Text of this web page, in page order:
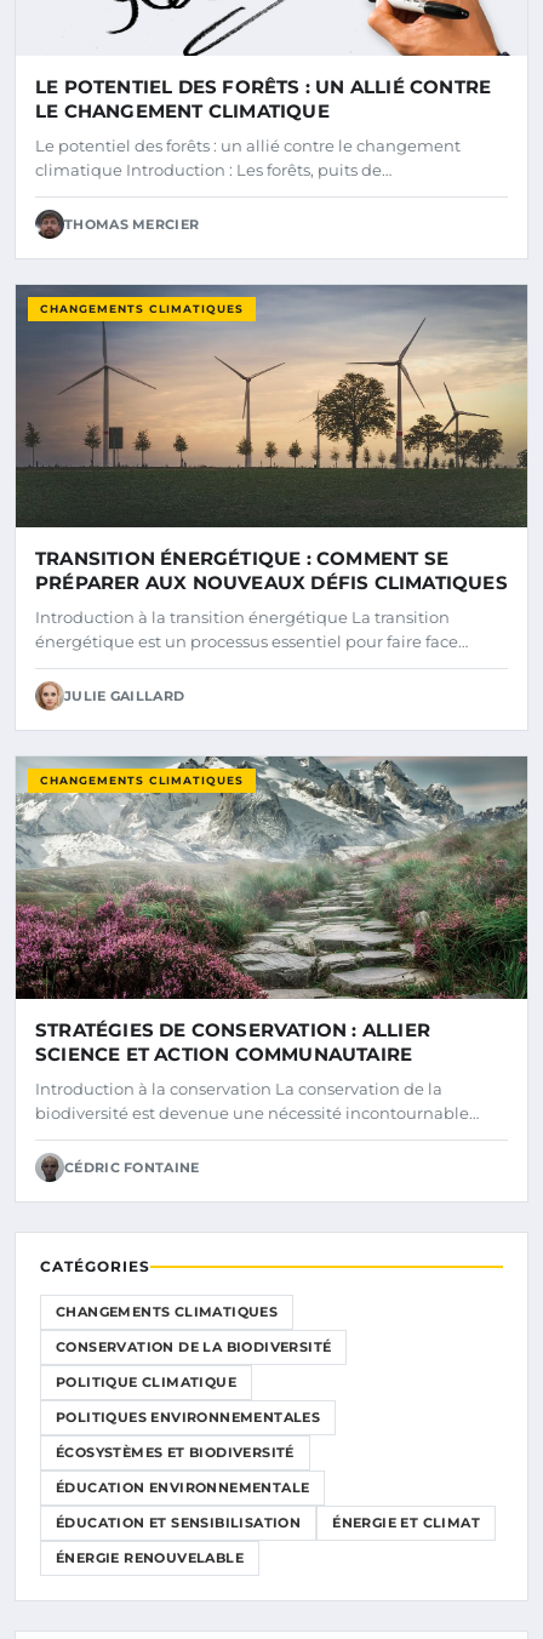
LE POTENTIEL DES FORÊTS : UN ALLIÉ CONTRE
LE CHANGEMENT CLIMATIQUE
Le potentiel des forêts : un allié contre le changement
climatique Introduction : Les forêts, puits de…
THOMAS MERCIER
CHANGEMENTS CLIMATIQUES
TRANSITION ÉNERGÉTIQUE : COMMENT SE
PRÉPARER AUX NOUVEAUX DÉFIS CLIMATIQUES
Introduction à la transition énergétique La transition
énergétique est un processus essentiel pour faire face…
JULIE GAILLARD
CHANGEMENTS CLIMATIQUES
STRATÉGIES DE CONSERVATION : ALLIER
SCIENCE ET ACTION COMMUNAUTAIRE
Introduction à la conservation La conservation de la
biodiversité est devenue une nécessité incontournable…
CÉDRIC FONTAINE
CATÉGORIES
CHANGEMENTS CLIMATIQUES
CONSERVATION DE LA BIODIVERSITÉ
POLITIQUE CLIMATIQUE
POLITIQUES ENVIRONNEMENTALES
ÉCOSYSTÈMES ET BIODIVERSITÉ
ÉDUCATION ENVIRONNEMENTALE
ÉDUCATION ET SENSIBILISATION ÉNERGIE ET CLIMAT
ÉNERGIE RENOUVELABLE